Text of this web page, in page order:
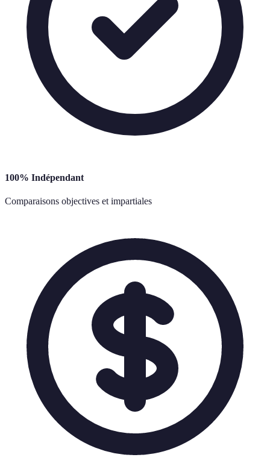
100% Indépendant
Comparaisons objectives et impartiales